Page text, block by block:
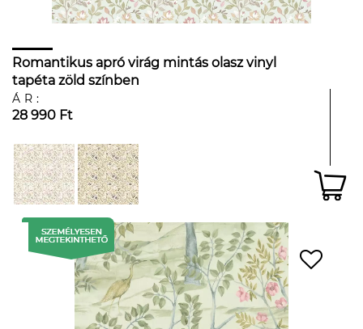
Romantikus apró virág mintás olasz vinyl
tapéta zöld színben
ÁR:
28 990 Ft